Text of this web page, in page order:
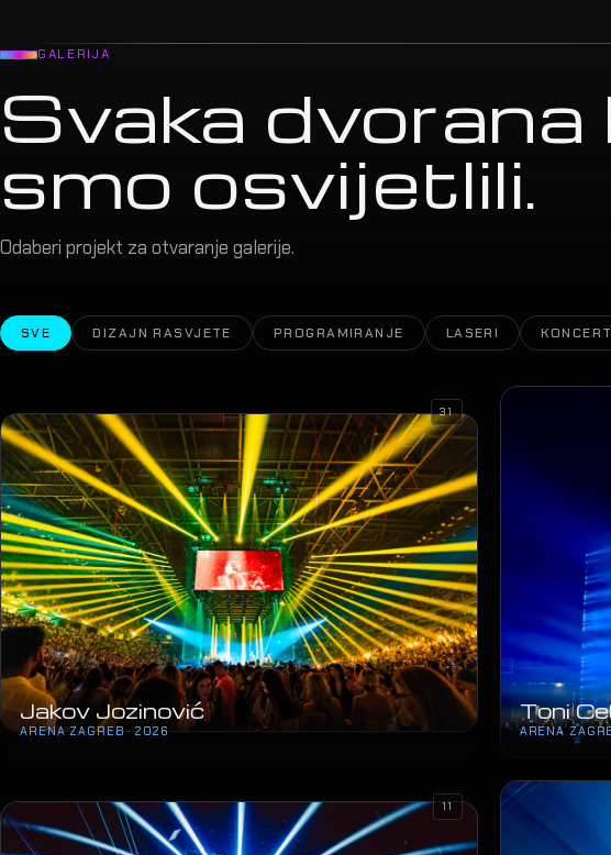
GALERIJA
Svaka dvorana
smo osvijetlili.
Odaberi projekt za otvaranje galerije.
SVE DIZAJN RASVJETE PROGRAMIRANJE LASERI
Jakov Jozinović
ARENA ZAGREB · 2026
31
Toni
ARENA
11